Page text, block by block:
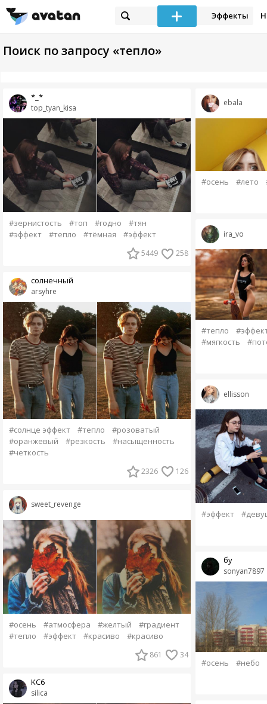
Эффекты
Поиск по запросу «тепло»
top_tyan_kisa
*_*
#зернистость #топ #годно
#тян
#эффект
#тепло #тёмная #эффект
5449 258
arsyhre
солнечный
#солнце эффект #тепло
#розоватый
#оранжевый
#резкость
#насыщенность
#четкость
2326 126
sweet_revenge
#осень #атмосфера #желтый
#градиент
#тепло
#эффект #красиво #красиво
861 34
silica
KC6
ebala
#осень #лето
ira_vo
#тепло
#мягкость
ellisson
#эффект
sonyan7897
бу
#осень #небо